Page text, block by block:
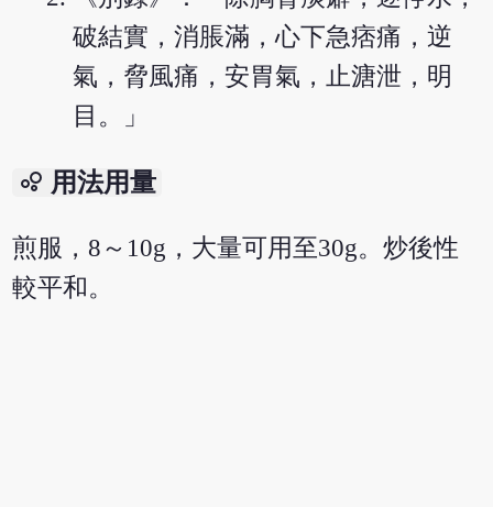
破結實，消脹滿，心下急痞痛，逆
氣，脅風痛，安胃氣，止溏泄，明
目。」
bubble_chart 用法用量
煎服，8～10g，大量可用至30g。炒後性
較平和。